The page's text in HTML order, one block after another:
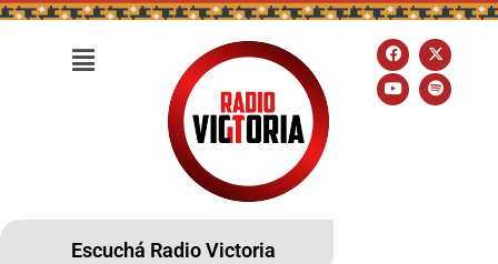
Escuchá Radio Victoria